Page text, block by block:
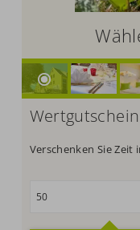
Wertgutschein
Verschenken Sie Zeit